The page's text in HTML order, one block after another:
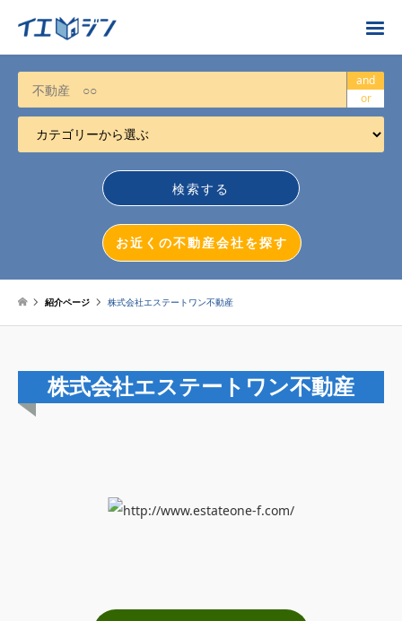
お近くの不動産会社を探す
カテゴリーから選ぶ
不動産売却
不動産投資
マンション売却
土地売却
利用規約について
and
or
お近くの不動産会社を探す
紹介ページ 株式会社エステートワン不動産
株式会社エステートワン不動産